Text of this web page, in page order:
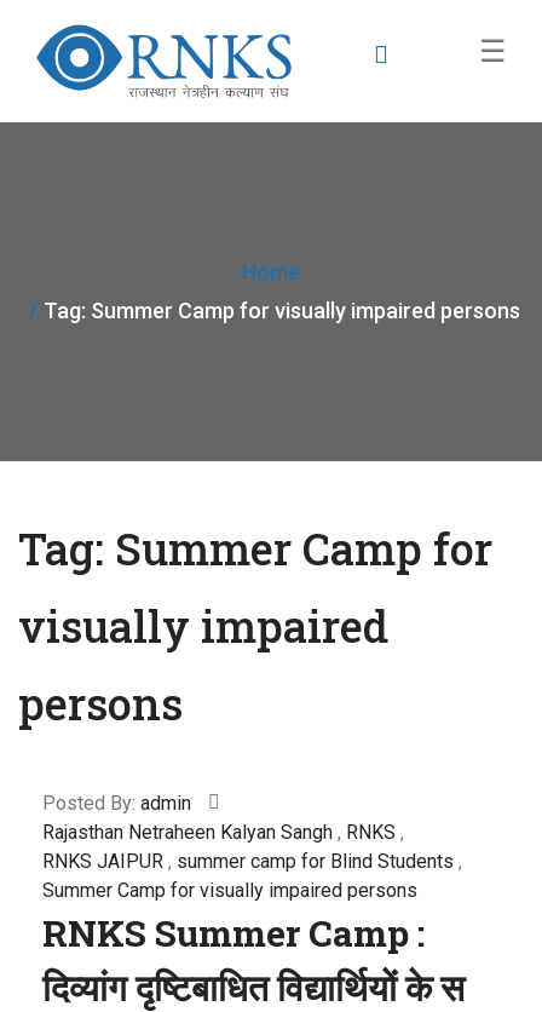
☰
×
Home
Tag: Summer Camp for visually impaired persons
Tag: Summer Camp for
visually impaired
persons
Posted By: admin
Rajasthan Netraheen Kalyan Sangh , RNKS ,
RNKS JAIPUR , summer camp for Blind Students ,
Summer Camp for visually impaired persons
RNKS Summer Camp :
दिव्यांग दृष्टिबाधित विद्यार्थियों के स